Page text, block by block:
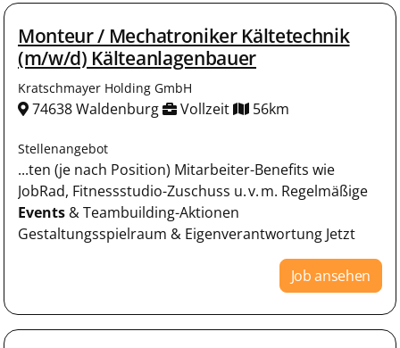
Monteur / Mechatroniker Kältetechnik
(m/w/d) Kälteanlagenbauer
Kratschmayer Holding GmbH
74638 Waldenburg Vollzeit 56km
Stellenangebot
...ten (je nach Position) Mitarbeiter-Benefits wie
JobRad, Fitnessstudio-Zuschuss u. v. m. Regelmäßige
Events & Teambuilding-Aktionen
Gestaltungsspielraum & Eigenverantwortung Jetzt
Job ansehen